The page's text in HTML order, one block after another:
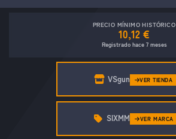
PRECIO MÍNIMO HISTÓRICO
10,12 €
Registrado hace 7 meses
VSgun VER TIENDA
SIXMM VER MARCA